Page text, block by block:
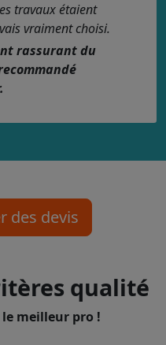
travaux étaient
vraiment choisi.
rassurant du
des devis
qualité
meilleur pro !